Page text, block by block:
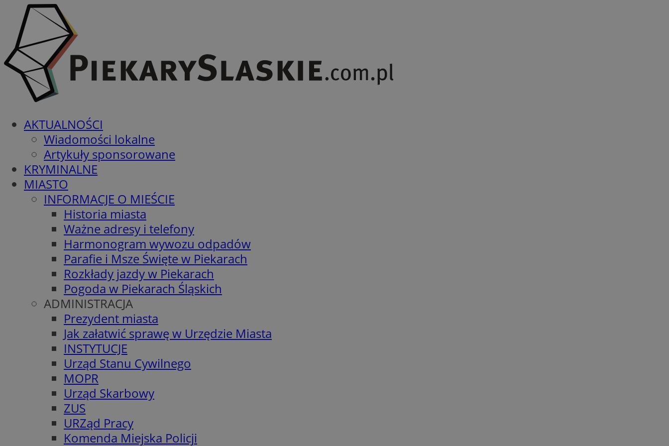
AKTUALNOŚCI
Wiadomości lokalne
Artykuły sponsorowane
KRYMINALNE
MIASTO
INFORMACJE O MIEŚCIE
Historia miasta
Ważne adresy i telefony
Harmonogram wywozu odpadów
Parafie i Msze Święte w Piekarach
Rozkłady jazdy w Piekarach
Pogoda w Piekarach Śląskich
ADMINISTRACJA
Prezydent miasta
Jak załatwić sprawę w Urzędzie Miasta
INSTYTUCJE
Urząd Stanu Cywilnego
MOPR
Urząd Skarbowy
ZUS
URZąd Pracy
Komenda Miejska Policji